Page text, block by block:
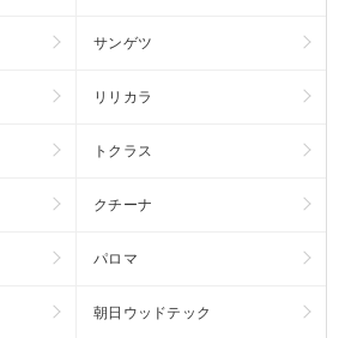
サンゲツ
リリカラ
トクラス
クチーナ
パロマ
朝日ウッドテック